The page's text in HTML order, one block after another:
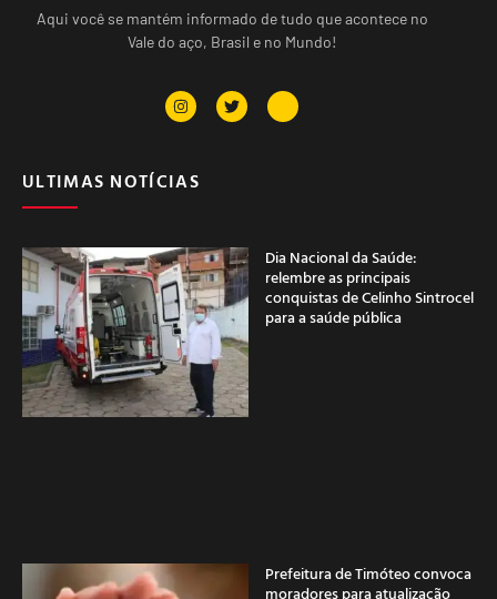
Aqui você se mantém informado de tudo que acontece no
Vale do aço, Brasil e no Mundo!
ULTIMAS NOTÍCIAS
Dia Nacional da Saúde:
relembre as principais
conquistas de Celinho Sintrocel
para a saúde pública
Prefeitura de Timóteo convoca
moradores para atualização